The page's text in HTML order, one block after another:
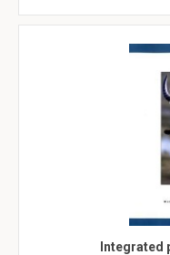
Integrated